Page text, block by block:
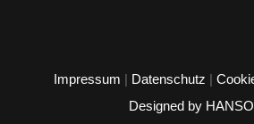
Impressum | Datenschutz |
Designed by